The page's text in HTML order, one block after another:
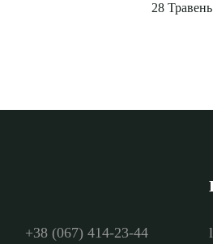
28
+38 (067) 414-23-44